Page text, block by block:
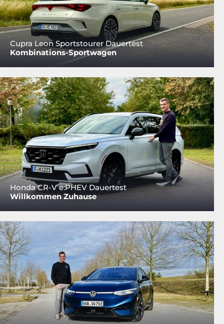
Cupra Leon Sportstourer Dauertest
Kombinations-Sportwagen
Honda CR-V e:PHEV Dauertest
Willkommen Zuhause